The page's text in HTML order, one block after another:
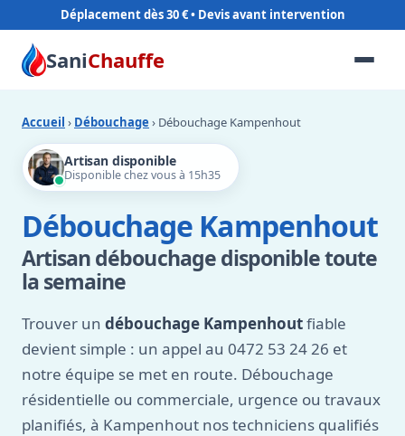
Déplacement dès 30 €
SaniChauffe
Accueil › Débouchage › Débouchage Kampenhout
Artisan disponible
Disponible chez vous à 15h35
Débouchage Kampenhout
Artisan débouchage disponible toute
la semaine
Trouver un débouchage Kampenhoutfiable
devient simple : un appel au 0472 53 24 26 et
notre équipe se met en route. Débouchage
résidentielle ou commerciale, urgence ou travaux
planifiés, à Kampenhout nos techniciens qualifiés